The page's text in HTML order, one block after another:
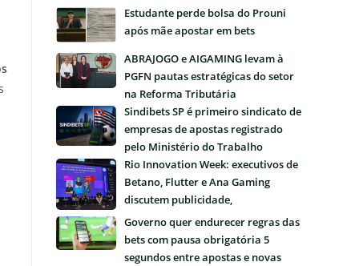
Brasil
Estudante perde bolsa do Prouni
após mãe apostar em bets
ABRAJOGO e AIGAMING levam à
PGFN pautas estratégicas do setor
na Reforma Tributária
Sindibets SP é primeiro sindicato de
empresas de apostas registrado
pelo Ministério do Trabalho
Rio Innovation Week: executivos de
Betano, Flutter e Ana Gaming
discutem publicidade,
regulamentação e futuro das bets
no Brasil
Governo quer endurecer regras das
bets com pausa obrigatória 5
segundos entre apostas e novas